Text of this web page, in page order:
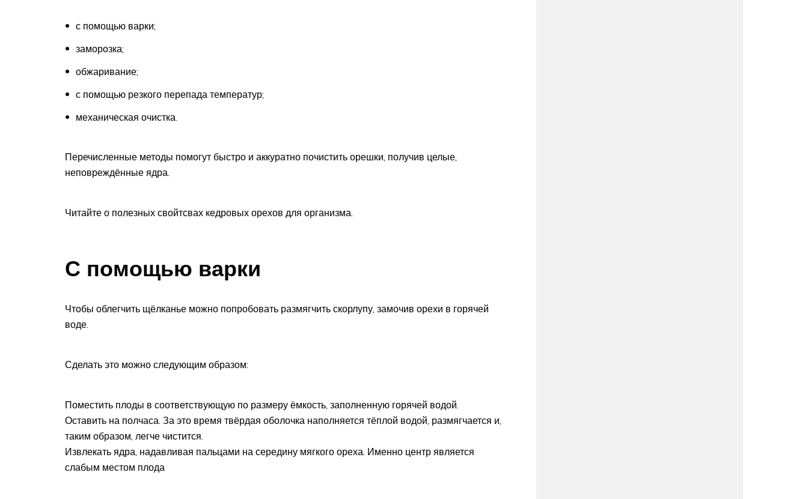
с помощью варки;
заморозка;
обжаривание;
с помощью резкого перепада температур;
механическая очистка.
Перечисленные методы помогут быстро и аккуратно почистить орешки, получив целые,
неповреждённые ядра.
Читайте о полезных свойтсвах кедровых орехов для организма.
С помощью варки
Чтобы облегчить щёлканье можно попробовать размягчить скорлупу, замочив орехи в горячей
воде.
Сделать это можно следующим образом:
Поместить плоды в соответствующую по размеру ёмкость, заполненную горячей водой.
Оставить на полчаса. За это время твёрдая оболочка наполняется тёплой водой, размягчается и,
таким образом, легче чистится.
Извлекать ядра, надавливая пальцами на середину мягкого ореха. Именно центр является
слабым местом плода